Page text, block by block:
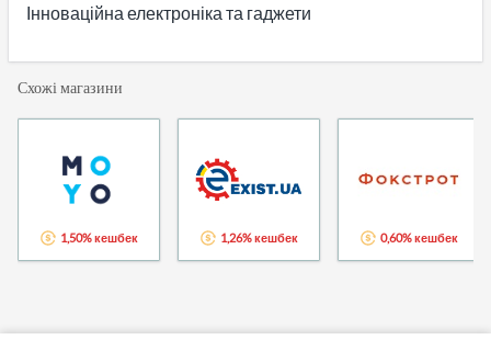
Інноваційна електроніка та гаджети
Схожі магазини
1,50% кешбек 1,26% кешбек 0,60% кешбек